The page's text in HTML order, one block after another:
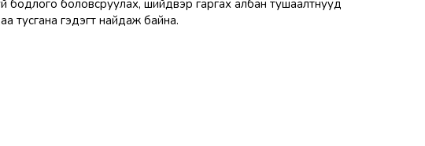
бодлого боловсруулах, шийдвэр гаргах албан тушаалтнууд
тусгана гэдэгт найдаж байна.